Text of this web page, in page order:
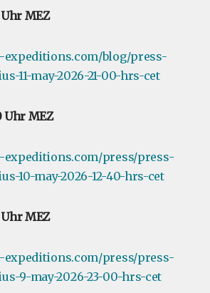
Uhr MEZ
expeditions.com/blog/press-
11-may-2026-21-00-hrs-cet
Uhr MEZ
expeditions.com/press/press-
10-may-2026-12-40-hrs-cet
MEZ
expeditions.com/press/press-
9-may-2026-23-00-hrs-cet